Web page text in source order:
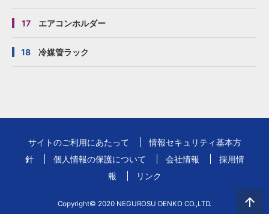
17 エアコンホルダー
18 冷媒管ラック
サイトのご利用にあたって
情報セキュリティ基本方
針
個人情報の保護について 会社情報
採用情
報
リンク
Copyright© 2020 NEGUROSU DENKO CO.,LTD.